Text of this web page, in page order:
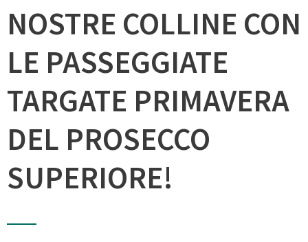
NOSTRE COLLINE CON
LE PASSEGGIATE
TARGATE PRIMAVERA
DEL PROSECCO
SUPERIORE!